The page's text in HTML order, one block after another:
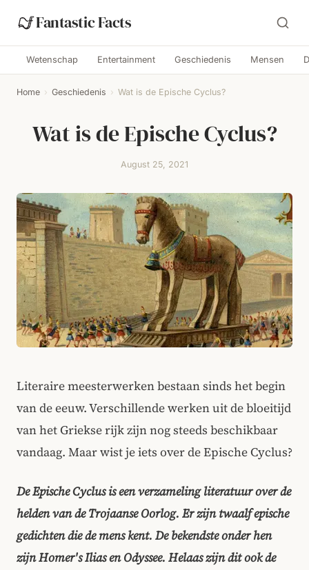
Fantastic Facts
Wetenschap Entertainment Geschiedenis Mensen
Home › Geschiedenis › Wat is de Epische Cyclus?
Wat is de Epische Cyclus?
August 25, 2021
Literaire meesterwerken bestaan sinds het begin
van de eeuw. Verschillende werken uit de bloeitijd
van het Griekse rijk zijn nog steeds beschikbaar
vandaag. Maar wist je iets over de Epische Cyclus?
De Epische Cyclus is een verzameling literatuur over de
helden van de Trojaanse Oorlog. Er zijn twaalf epische
gedichten die de mens kent. De bekendste onder hen
zijn Homer's Ilias en Odyssee. Helaas zijn dit ook de